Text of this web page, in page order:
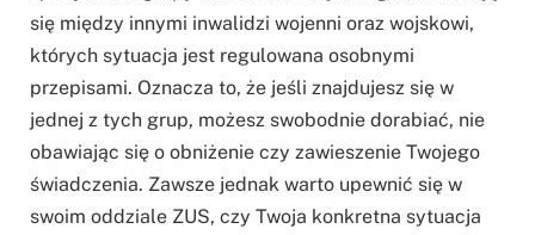
się między innymi inwalidzi wojenni oraz wojskowi,
których sytuacja jest regulowana osobnymi
przepisami. Oznacza to, że jeśli znajdujesz się w
jednej z tych grup, możesz swobodnie dorabiać, nie
obawiając się o obniżenie czy zawieszenie Twojego
świadczenia. Zawsze jednak warto upewnić się w
swoim oddziale ZUS, czy Twoja konkretna sytuacja